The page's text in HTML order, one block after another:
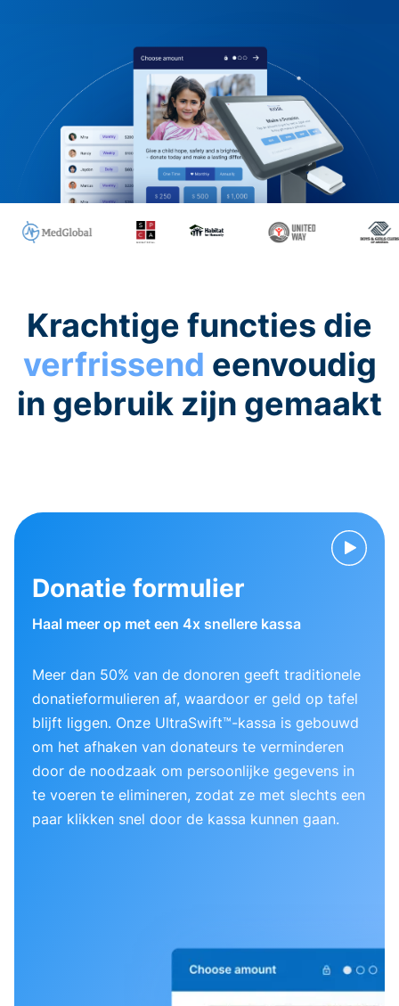
Krachtige functies die
verfrissend eenvoudig
in gebruik zijn gemaakt
Donatie formulier
Haal meer op met een 4x snellere kassa
Meer dan 50% van de donoren geeft traditionele
donatieformulieren af, waardoor er geld op tafel
blijft liggen. Onze UltraSwift™-kassa is gebouwd
om het afhaken van donateurs te verminderen
door de noodzaak om persoonlijke gegevens in
te voeren te elimineren, zodat ze met slechts een
paar klikken snel door de kassa kunnen gaan.